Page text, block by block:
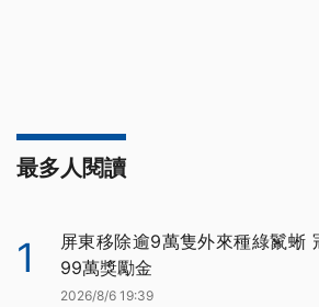
最多人閱讀
1
屏東移除逾9萬隻外來種綠鬣蜥
99萬獎勵金
2026/8/6 19:39